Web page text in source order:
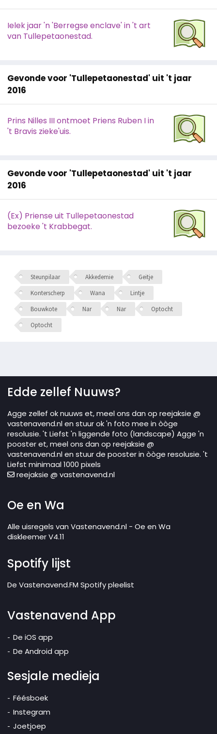
Ielek jaar 'n 'Berregse enclave' in 't art
van Tullepetaonestad.
Gevonde voor 'Tullepetaonestad' uit 't jaar
2016
Prins Nilles III ontmoet Priens Ruben I in
't Bravis zieke'uis.
Gevonde voor 'Tullepetaonestad' uit 't jaar
2016
(Ex) Priense uit Tullepetaonestad
bezoeke 't Krabbegat.
Steunpilaar Akkedemie
Geitje
Konterscherp
Wana
Lintje
Bouwkote
Nar Nar
Optocht
Optocht
Edde zellef Nuuws?
Agge zellef ok nuuws et, meel ons dan op reejaksie @
vastenavend.nl en stuur ok 'n foto mee in òòge
resolusie. 't Liefst 'n liggende foto (landscape) Agge 'n
pooster et, meel ons dan op reejaksie @
vastenavend.nl en stuur de pooster in òòge resolusie. 't
Liefst minimaal 1000 pixels
reejaksie @ vastenavend.nl
Oe en Wa
Alle uisregels van Vastenavend.nl - Oe en Wa
diskleemer V4.11
Spotify lijst
De Vastenavend.FM Spotify pleelist
Vastenavend App
De iOS app
De Android app
Sesjale medieja
Féésboek
Instegram
Joetjoep